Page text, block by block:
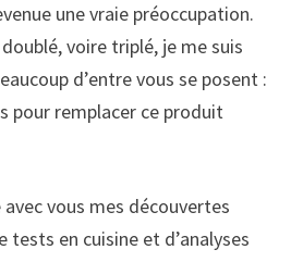
une vraie préoccupation.
voire triplé, je me suis
d’entre vous se posent :
pour remplacer ce produit
vous mes découvertes
tests en cuisine et d’analyses